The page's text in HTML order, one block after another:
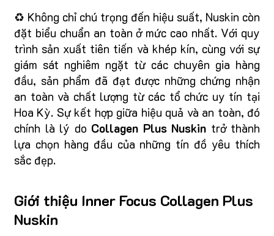
♻️ Không chỉ chú trọng đến hiệu suất, Nuskin còn
đặt biểu chuẩn an toàn ở mức cao nhất. Với quy
trình sản xuất tiên tiến và khép kín, cùng với sự
giám sát nghiêm ngặt từ các chuyên gia hàng
đầu, sản phẩm đã đạt được những chứng nhận
an toàn và chất lượng từ các tổ chức uy tín tại
Hoa Kỳ. Sự kết hợp giữa hiệu quả và an toàn, đó
chính là lý do Collagen Plus Nuskin trở thành
lựa chọn hàng đầu của những tín đồ yêu thích
sắc đẹp.
Giới thiệu Inner Focus Collagen Plus
Nuskin